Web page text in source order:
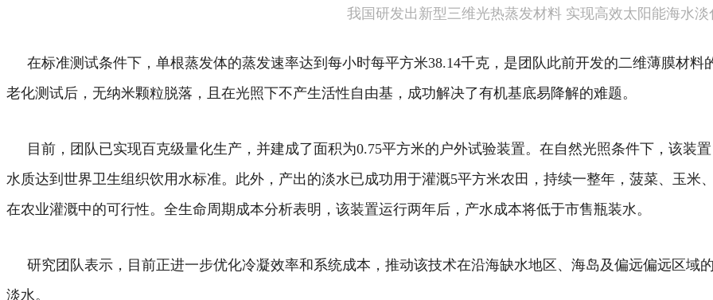
我国研发出新型三维光热蒸发材料 实现高效太阳能海水淡
在标准测试条件下，单根蒸发体的蒸发速率达到每小时每平方米38.14千克，是团队此前开发的二维薄膜材
老化测试后，无纳米颗粒脱落，且在光照下不产生活性自由基，成功解决了有机基底易降解的难题。
目前，团队已实现百克级量化生产，并建成了面积为0.75平方米的户外试验装置。在自然光照条件下，该装
水质达到世界卫生组织饮用水标准。此外，产出的淡水已成功用于灌溉5平方米农田，持续一整年，菠菜、玉米
在农业灌溉中的可行性。全生命周期成本分析表明，该装置运行两年后，产水成本将低于市售瓶装水。
研究团队表示，目前正进一步优化冷凝效率和系统成本，推动该技术在沿海缺水地区、海岛及偏远偏远区域
淡水。